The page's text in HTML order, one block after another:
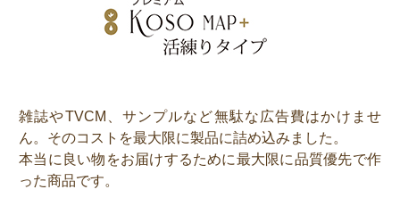
雑誌やTVCM、サンプルなど無駄な広告費はかけませ
ん。そのコストを最大限に製品に詰め込みました。
本当に良い物をお届けするために最大限に品質優先で作
った商品です。